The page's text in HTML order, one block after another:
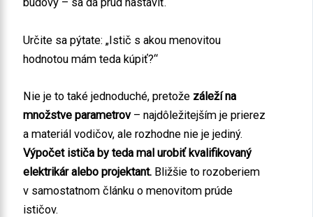
budovy – sa dá prúd nastaviť.
Určite sa pýtate: „Istič s akou menovitou
hodnotou mám teda kúpiť?“
Nie je to také jednoduché, pretože záleží na
množstve parametrov– najdôležitejším je prierez
a materiál vodičov, ale rozhodne nie je jediný.
Výpočet ističa by teda mal urobiť kvalifikovaný
elektrikár alebo projektant. Bližšie to rozoberiem
v samostatnom článku o menovitom prúde
ističov.